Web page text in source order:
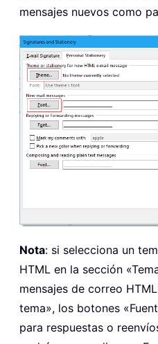
mensajes nuevos como
Nota: si selecciona un
HTML en la sección
mensajes de correo
tema», los botones
para respuestas o